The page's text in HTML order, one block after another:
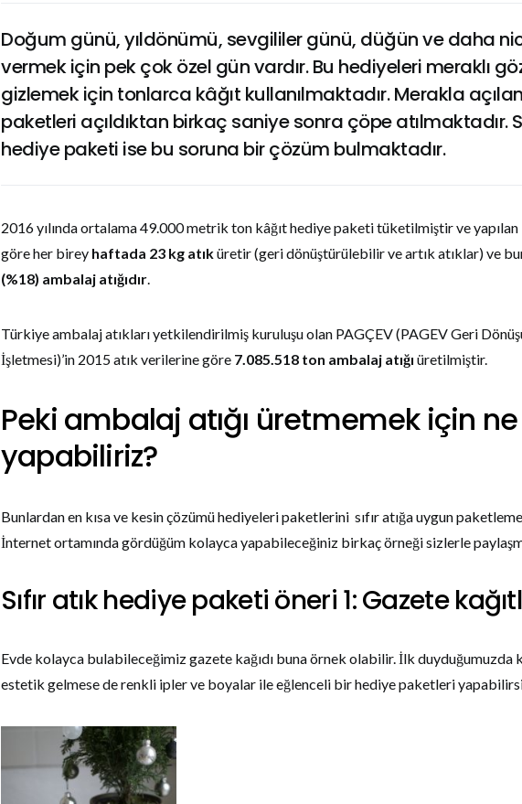
Doğum günü, yıldönümü, sevgililer günü, düğün ve daha
vermek için pek çok özel gün vardır. Bu hediyeleri meraklı
gizlemek için tonlarca kâğıt kullanılmaktadır. Merakla
paketleri açıldıktan birkaç saniye sonra çöpe atılmaktadır.
hediye paketi ise bu soruna bir çözüm bulmaktadır.
2016 yılında ortalama 49.000 metrik ton kâğıt hediye paketi tüketilmiştir ve yapılan
göre her birey haftada 23 kg atıküretir (geri dönüştürülebilir ve artık atıklar) ve
(%18) ambalaj atığıdır
Türkiye ambalaj atıkları yetkilendirilmiş kuruluşu olan PAGÇEV (PAGEV Geri
İşletmesi)’in 2015 atık verilerine göre 7.085.518 ton ambalaj atığı üretilmiştir.
Peki ambalaj atığı üretmemek için ne
yapabiliriz?
Bunlardan en kısa ve kesin çözümü hediyeleri paketlerini sıfır atığa uygun
İnternet ortamında gördüğüm kolayca yapabileceğiniz birkaç örneği sizlerle
Sıfır atık hediye paketi öneri 1: Gazete
Evde kolayca bulabileceğimiz gazete kağıdı buna örnek olabilir. İlk duyduğumuzda
estetik gelmese de renkli ipler ve boyalar ile eğlenceli bir hediye paketleri